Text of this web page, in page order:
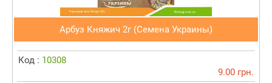
Арбуз Княжич 2г (Семена Украины)
Код : 10308
9.00 грн.